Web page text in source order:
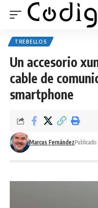
TREBELLOS
Un accesorio
cable de
smartphone
Marcus Fernández